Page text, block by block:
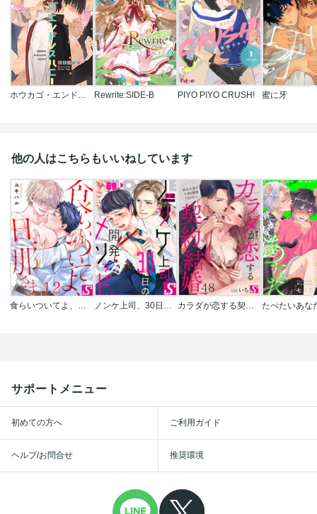
ホウカゴ・エンドレスハニー Rewrite:SIDE-B PIYO PIYO CRUSH! 蜜に牙
他の人はこちらもいいねしています
食らいついてよ、旦那さま ノンケ上司、30日の開発メソッド カラダが恋する契約結婚～冨永夫妻は今夜も離婚できません。 たべたいあな
サポートメニュー
初めての方へ ご利用ガイド
ヘルプ/お問合せ 推奨環境